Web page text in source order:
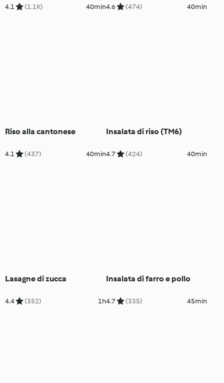
4.1 (1.1K) 40min4.6 (474) 40min
Riso alla cantonese
4.1 (437) 40min
Insalata di riso (TM6)
4.7 (424) 40min
Lasagne di zucca
4.4 (352) 1h
Insalata di farro e pollo
4.7 (335) 45min